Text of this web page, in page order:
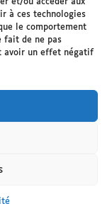
et/ou accéder aux
à ces technologies
le comportement
fait de ne pas
avoir un effet négatif
PRIMTUX
(UE)